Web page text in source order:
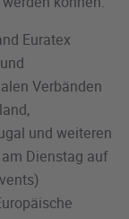
Euratex
Verbänden
und weiteren
Dienstag auf